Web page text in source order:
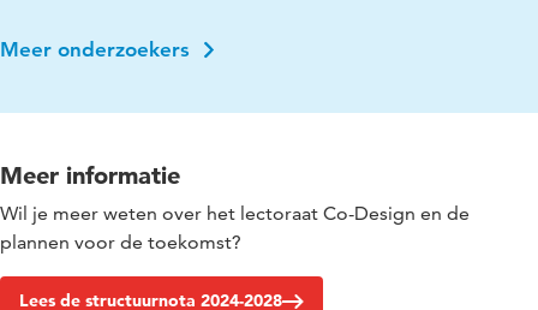
Meer onderzoekers
Meer informatie
Wil je meer weten over het lectoraat Co-Design en de
plannen voor de toekomst?
Lees de structuurnota 2024-2028